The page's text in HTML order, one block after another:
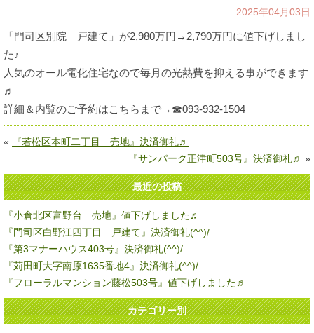
2025年04月03日
「門司区別院 戸建て」が2,980万円→2,790万円に値下げしまし
た♪
人気のオール電化住宅なので毎月の光熱費を抑える事ができます
♬
詳細＆内覧のご予約はこちらまで→☎093-932-1504
«
『若松区本町二丁目 売地』決済御礼♬
『サンパーク正津町503号』決済御礼♬ »
最近の投稿
『小倉北区富野台 売地』値下げしました♬
『門司区白野江四丁目 戸建て』決済御礼(^^)/
『第3マナーハウス403号』決済御礼(^^)/
『苅田町大字南原1635番地4』決済御礼(^^)/
『フローラルマンション藤松503号』値下げしました♬
カテゴリー別